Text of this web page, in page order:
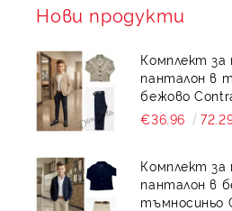
Нови продукти
Комплект
панталон в
бежово
€36.96
Комплект
панталон в
тъмносиньо